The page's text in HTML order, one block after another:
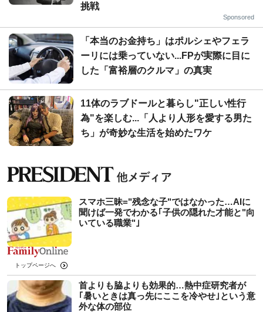
挑戦
Sponsored
「本当のお金持ち」はポルシェやフェラ
ーリには乗っていない...FPが実際に目に
した「富裕層のクルマ」の真実
11体のラブドールと暮らし"正しい性行
為"を楽しむ...「人より人形を愛する男た
ち」が奇妙な生活を始めたワケ
スマホ三昧="残念な子"ではなかった…AIに
聞けば一発でわかる｢子供の隠れた才能と"向
いている職業"｣
トップページへ
首よりも脇よりも効果的…熱中症研究者が
｢暑いときは真っ先にここを冷やせ｣という意
外な体の部位